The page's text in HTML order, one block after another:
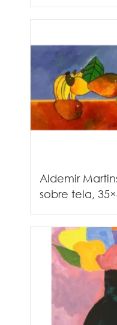
Aldemir
sobre tela,